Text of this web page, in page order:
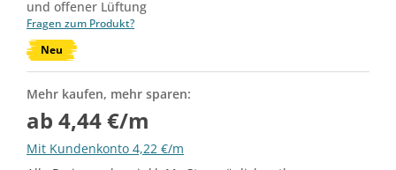
und offener Lüftung
Fragen zum Produkt?
Neu
Mehr kaufen, mehr sparen:
ab 4,44 €/m
Mit Kundenkonto 4,22 €/m